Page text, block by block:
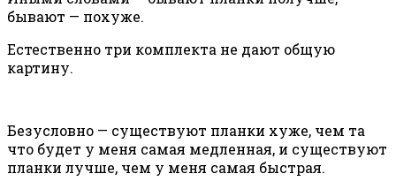
бывают — похуже.
Естественно три комплекта не дают общую
картину.
Безусловно — существуют планки хуже, чем та
что будет у меня самая медленная, и существуют
планки лучше, чем у меня самая быстрая.